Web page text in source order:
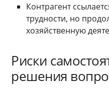
Контрагент
трудности, но
хозяйственную
Риски
решения